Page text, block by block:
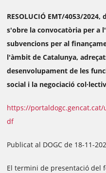
RESOLUCIÓ EMT/4053/
s'obre la convocatòria per a
subvencions per al
l'àmbit de Catalunya,
desenvolupament de les
social i la negociació
https://portaldogc.gencat.cat/
df
Publicat al DOGC de 18-11-
El termini de presentació del